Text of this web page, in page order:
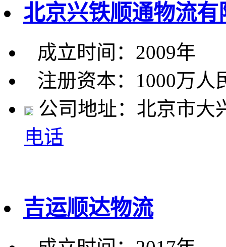
北京兴铁顺通物流有
成立时间：2009年
注册资本：1000万人
公司地址：北京市大
电话
吉运顺达物流